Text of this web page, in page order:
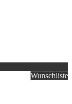
Wunschliste